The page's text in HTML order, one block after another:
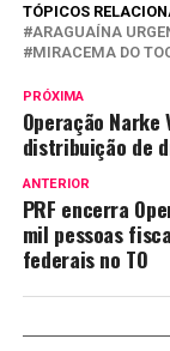
TÓPICOS
ARAGUAÍNA
MIRACEMA DO
PRÓXIMA
Operação
distribuição de
ANTERIOR
PRF encerra
mil pessoas
federais no TO